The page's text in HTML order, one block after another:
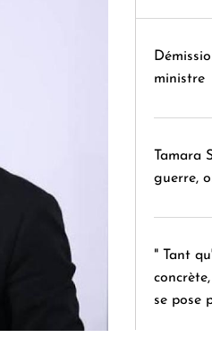
ministre
Tamara
guerre,
" Tant
se pose